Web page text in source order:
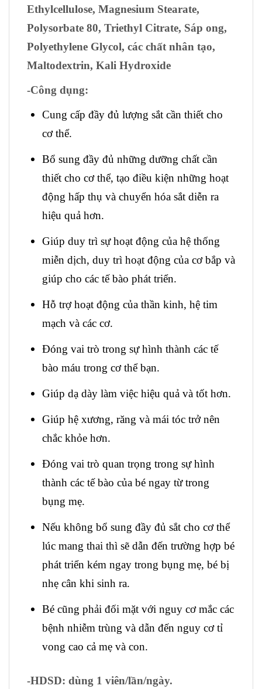
Ethylcellulose, Magnesium Stearate,
Polysorbate 80, Triethyl Citrate, Sáp ong,
Polyethylene Glycol, các chất nhân tạo,
Maltodextrin, Kali Hydroxide
-Công dụng:
Cung cấp đầy đủ lượng sắt cần thiết cho
cơ thể.
Bổ sung đầy đủ những dưỡng chất cần
thiết cho cơ thể, tạo điều kiện những hoạt
động hấp thụ và chuyển hóa sắt diễn ra
hiệu quả hơn.
Giúp duy trì sự hoạt động của hệ thống
miễn dịch, duy trì hoạt động của cơ bắp và
giúp cho các tế bào phát triển.
Hỗ trợ hoạt động của thần kinh, hệ tim
mạch và các cơ.
Đóng vai trò trong sự hình thành các tế
bào máu trong cơ thể bạn.
Giúp dạ dày làm việc hiệu quả và tốt hơn.
Giúp hệ xương, răng và mái tóc trở nên
chắc khỏe hơn.
Đóng vai trò quan trọng trong sự hình
thành các tế bào của bé ngay từ trong
bụng mẹ.
Nếu không bổ sung đầy đủ sắt cho cơ thể
lúc mang thai thì sẽ dẫn đến trường hợp bé
phát triển kém ngay trong bụng mẹ, bé bị
nhẹ cân khi sinh ra.
Bé cũng phải đối mặt với nguy cơ mắc các
bệnh nhiễm trùng và dẫn đến nguy cơ tỉ
vong cao cả mẹ và con.
-HDSD: dùng 1 viên/lần/ngày.